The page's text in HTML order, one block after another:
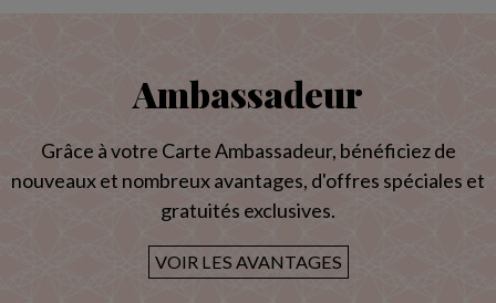
Ambassadeur
Grâce à votre Carte Ambassadeur, bénéficiez de
nouveaux et nombreux avantages, d'offres spéciales et
gratuités exclusives.
VOIR LES AVANTAGES